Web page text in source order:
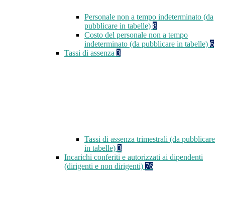
Personale non a tempo indeterminato (da
pubblicare in tabelle) 8
Costo del personale non a tempo
indeterminato (da pubblicare in tabelle) 6
Tassi di assenza 3
Tassi di assenza trimestrali (da pubblicare
in tabelle) 3
Incarichi conferiti e autorizzati ai dipendenti
(dirigenti e non dirigenti) 76